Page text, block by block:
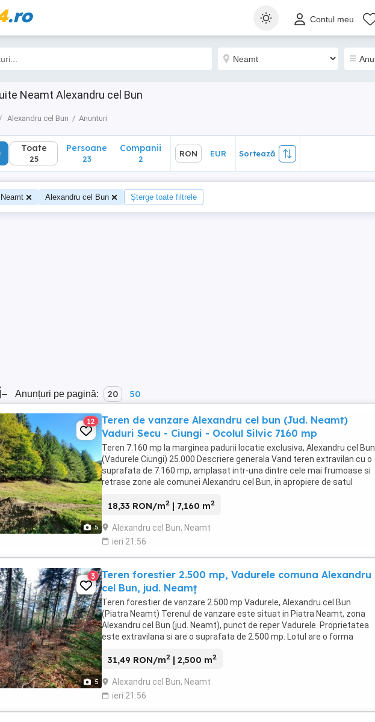
.ro Contul meu
Neamt Alexandru cel Bun
Alexandru cel Bun Anunturi
Toate
25
Sortează
Toate
25
Persoane
23
Companii
2
RON EUR Sortează
Neamt Alexandru cel Bun Șterge toate filtrele
– Anunțuri pe pagină: 20 50
5
12
Teren de vanzare Alexandru cel bun (Jud. Neamt)
Vaduri Secu - Ciungi - Ocolul Silvic 7160 mp
Teren 7.160 mp la marginea padurii locatie exclusiva, Alexandru cel Bun
(Vadurele Ciungi) 25.000 Descriere generala Vand teren extravilan cu o
suprafata de 7.160 mp, amplasat intr-una dintre cele mai frumoase si
retrase zone ale comunei Alexandru cel Bun, in apropiere de satul
18,33 RON/m2 | 7,160 m2
Alexandru cel Bun, Neamt
ieri 21:56
5
3
Teren forestier 2.500 mp, Vadurele comuna Alexandru
cel Bun, jud. Neamț
Teren forestier de vanzare 2.500 mp Vadurele, Alexandru cel Bun
(Piatra Neamt) Terenul de vanzare este situat in Piatra Neamt, zona
Alexandru cel Bun (jud. Neamt), punct de reper Vadurele. Proprietatea
este extravilana si are o suprafata de 2.500 mp. Lotul are o forma
31,49 RON/m2 | 2,500 m2
Alexandru cel Bun, Neamt
ieri 21:56